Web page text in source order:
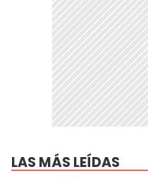
LAS MÁS LEÍDAS